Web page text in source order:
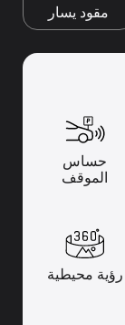
مقود يسار
حساس
الموقف
رؤية محيطية